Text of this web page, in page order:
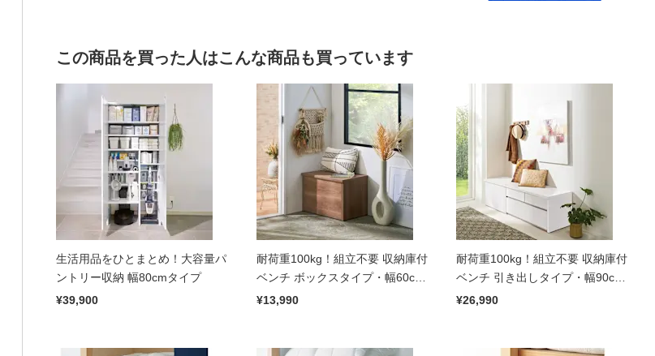
この商品を買った人はこんな商品も買っています
生活用品をひとまとめ！大容量パ
ントリー収納 幅80cmタイプ
¥39,900
耐荷重100kg！組立不要 収納庫付
ベンチ ボックスタイプ・幅60cm
奥行41cm
¥13,990
耐荷重100kg！組立不要 収納庫付
ベンチ 引き出しタイプ・幅90cm
奥行41cm
¥26,990